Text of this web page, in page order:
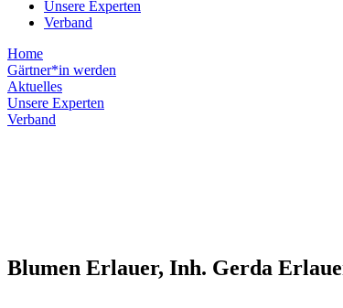
Unsere Experten
Verband
Home
Gärtner*in werden
Aktuelles
Unsere Experten
Verband
Blumen Erlauer, Inh. Gerda